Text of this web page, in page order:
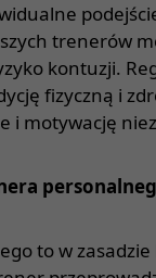
trenerów
kontuzji.
fizyczną i
i motywację
to w